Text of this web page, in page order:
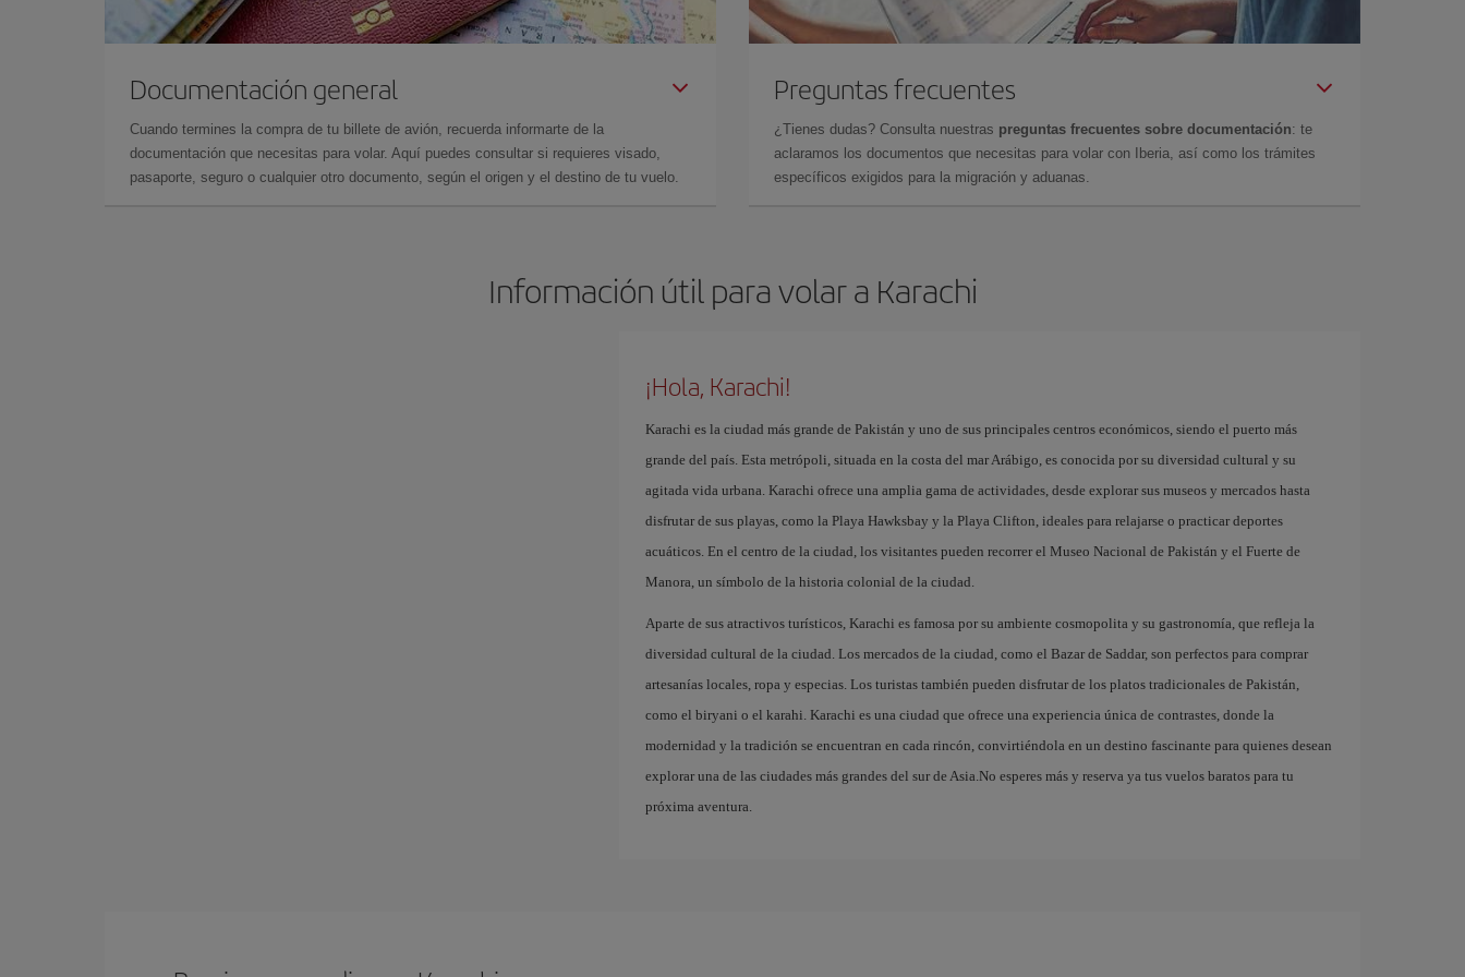
Documentación general
Cuando termines la compra de tu billete de avión, recuerda informarte de la
documentación que necesitas para volar. Aquí puedes consultar si requieres visado,
pasaporte, seguro o cualquier otro documento, según el origen y el destino de tu vuelo.
Preguntas frecuentes
¿Tienes dudas? Consulta nuestras preguntas frecuentes sobre documentación: te
aclaramos los documentos que necesitas para volar con Iberia, así como los trámites
específicos exigidos para la migración y aduanas.
Información útil para volar a Karachi
¡Hola, Karachi!
Karachi es la ciudad más grande de Pakistán y uno de sus principales centros económicos, siendo el puerto más
grande del país. Esta metrópoli, situada en la costa del mar Arábigo, es conocida por su diversidad cultural y su
agitada vida urbana. Karachi ofrece una amplia gama de actividades, desde explorar sus museos y mercados hasta
disfrutar de sus playas, como la Playa Hawksbay y la Playa Clifton, ideales para relajarse o practicar deportes
acuáticos. En el centro de la ciudad, los visitantes pueden recorrer el Museo Nacional de Pakistán y el Fuerte de
Manora, un símbolo de la historia colonial de la ciudad.
Aparte de sus atractivos turísticos, Karachi es famosa por su ambiente cosmopolita y su gastronomía, que refleja la
diversidad cultural de la ciudad. Los mercados de la ciudad, como el Bazar de Saddar, son perfectos para comprar
artesanías locales, ropa y especias. Los turistas también pueden disfrutar de los platos tradicionales de Pakistán,
como el biryani o el karahi. Karachi es una ciudad que ofrece una experiencia única de contrastes, donde la
modernidad y la tradición se encuentran en cada rincón, convirtiéndola en un destino fascinante para quienes desean
explorar una de las ciudades más grandes del sur de Asia.No esperes más y reserva ya tus vuelos baratos para tu
próxima aventura.